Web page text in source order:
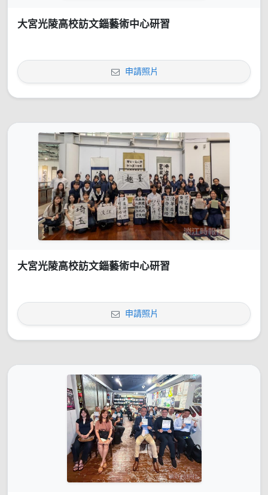
大宮光陵高校訪文錙藝術中心研習
申請照片
大宮光陵高校訪文錙藝術中心研習
申請照片